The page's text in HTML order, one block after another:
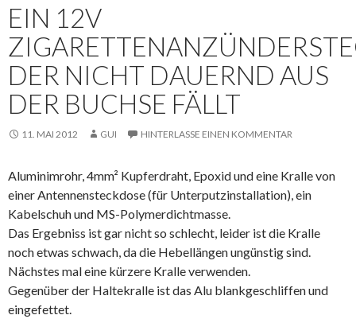
EIN 12V
DER NICHT DAUERND AUS
DER BUCHSE FÄLLT
11. MAI 2012 GUI HINTERLASSE EINEN KOMMENTAR
Aluminimrohr, 4mm² Kupferdraht, Epoxid und eine Kralle von
einer Antennensteckdose (für Unterputzinstallation), ein
Kabelschuh und MS-Polymerdichtmasse.
Das Ergebniss ist gar nicht so schlecht, leider ist die Kralle
noch etwas schwach, da die Hebellängen ungünstig sind.
Nächstes mal eine kürzere Kralle verwenden.
Gegenüber der Haltekralle ist das Alu blankgeschliffen und
eingefettet.